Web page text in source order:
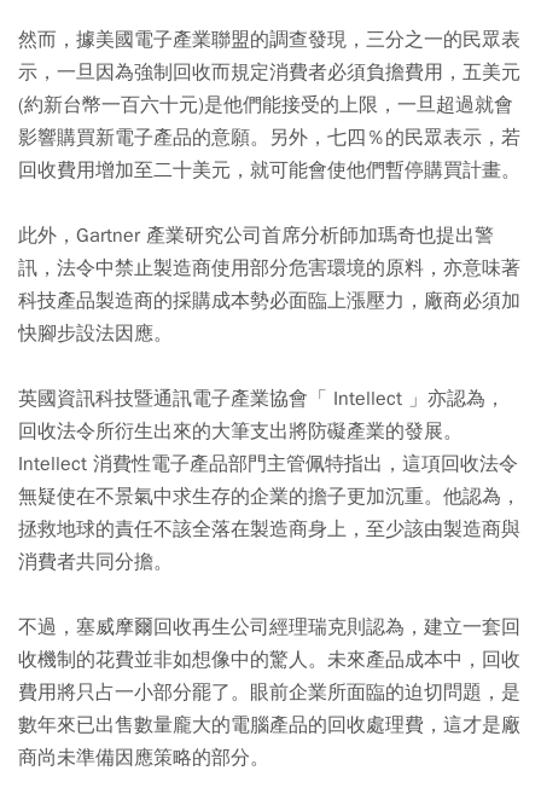
然而，據美國電子產業聯盟的調查發現，三分之一的民眾表
示，一旦因為強制回收而規定消費者必須負擔費用，五美元
(約新台幣一百六十元)是他們能接受的上限，一旦超過就會
影響購買新電子產品的意願。另外，七四％的民眾表示，若
回收費用增加至二十美元，就可能會使他們暫停購買計畫。
此外，Gartner 產業研究公司首席分析師加瑪奇也提出警
訊，法令中禁止製造商使用部分危害環境的原料，亦意味著
科技產品製造商的採購成本勢必面臨上漲壓力，廠商必須加
快腳步設法因應。
英國資訊科技暨通訊電子產業協會「 Intellect 」亦認為，
回收法令所衍生出來的大筆支出將防礙產業的發展。
Intellect 消費性電子產品部門主管佩特指出，這項回收法令
無疑使在不景氣中求生存的企業的擔子更加沉重。他認為，
拯救地球的責任不該全落在製造商身上，至少該由製造商與
消費者共同分擔。
不過，塞威摩爾回收再生公司經理瑞克則認為，建立一套回
收機制的花費並非如想像中的驚人。未來產品成本中，回收
費用將只占一小部分罷了。眼前企業所面臨的迫切問題，是
數年來已出售數量龐大的電腦產品的回收處理費，這才是廠
商尚未準備因應策略的部分。